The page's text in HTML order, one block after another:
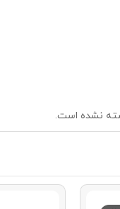
نشده است.